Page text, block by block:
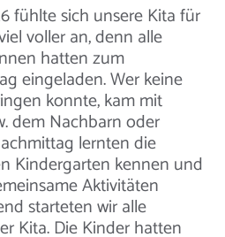
fühlte sich unsere Kita für
voller an, denn alle
hatten zum
eingeladen. Wer keine
konnte, kam mit
dem Nachbarn oder
lernten die
Kindergarten kennen und
Aktivitäten
starteten wir alle
Kita. Die Kinder hatten